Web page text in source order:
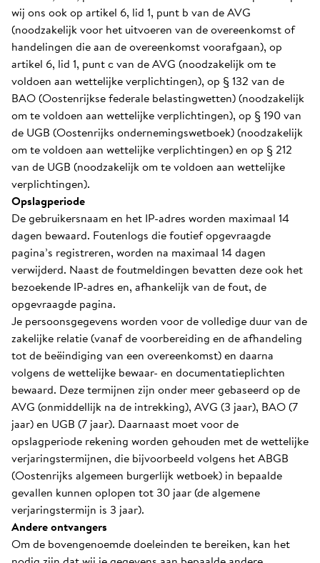
wij ons ook op artikel 6, lid 1, punt b van de AVG
(noodzakelijk voor het uitvoeren van de overeenkomst of
handelingen die aan de overeenkomst voorafgaan), op
artikel 6, lid 1, punt c van de AVG (noodzakelijk om te
voldoen aan wettelijke verplichtingen), op § 132 van de
BAO (Oostenrijkse federale belastingwetten) (noodzakelijk
om te voldoen aan wettelijke verplichtingen), op § 190 van
de UGB (Oostenrijks ondernemingswetboek) (noodzakelijk
om te voldoen aan wettelijke verplichtingen) en op § 212
van de UGB (noodzakelijk om te voldoen aan wettelijke
verplichtingen).
Opslagperiode
De gebruikersnaam en het IP-adres worden maximaal 14
dagen bewaard. Foutenlogs die foutief opgevraagde
pagina’s registreren, worden na maximaal 14 dagen
verwijderd. Naast de foutmeldingen bevatten deze ook het
bezoekende IP-adres en, afhankelijk van de fout, de
opgevraagde pagina.
Je persoonsgegevens worden voor de volledige duur van de
zakelijke relatie (vanaf de voorbereiding en de afhandeling
tot de beëindiging van een overeenkomst) en daarna
volgens de wettelijke bewaar- en documentatieplichten
bewaard. Deze termijnen zijn onder meer gebaseerd op de
AVG (onmiddellijk na de intrekking), AVG (3 jaar), BAO (7
jaar) en UGB (7 jaar). Daarnaast moet voor de
opslagperiode rekening worden gehouden met de wettelijke
verjaringstermijnen, die bijvoorbeeld volgens het ABGB
(Oostenrijks algemeen burgerlijk wetboek) in bepaalde
gevallen kunnen oplopen tot 30 jaar (de algemene
verjaringstermijn is 3 jaar).
Andere ontvangers
Om de bovengenoemde doeleinden te bereiken, kan het